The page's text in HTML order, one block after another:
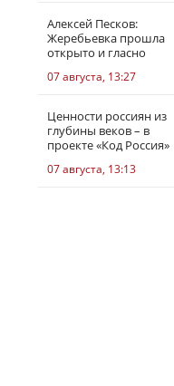
Алексей Песков:
Жеребьевка прошла
открыто и гласно
07 августа, 13:27
Ценности россиян из
глубины веков – в
проекте «Код Россия»
07 августа, 13:13